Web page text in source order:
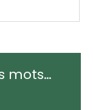
mots…